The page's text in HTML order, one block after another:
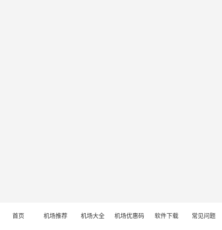
首页 机场推荐 机场大全 机场优惠码 软件下载 常见问题